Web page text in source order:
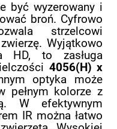
być wyzerowany i
broń. Cyfrowo
strzelcowi
Wyjątkowo
HD, to zasługa
4056(H) x
optyka może
pełnym kolorze z
W efektywnym
IR można łatwo